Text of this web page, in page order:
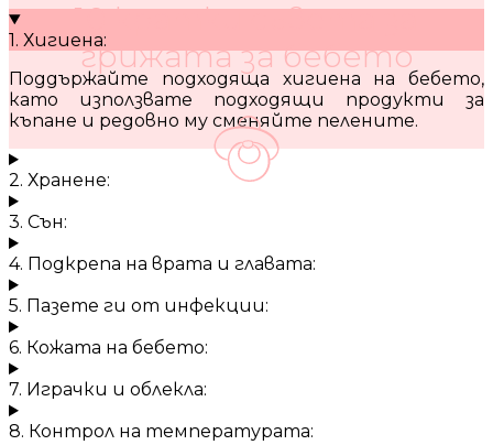
10 кратки съвета за
грижата за бебето
1. Хигиена:
Поддържайте подходяща хигиена на бебето,
като използвате подходящи продукти за
къпане и редовно му сменяйте пелените.
2. Хранене:
3. Сън:
4. Подкрепа на врата и главата:
5. Пазете ги от инфекции:
6. Кожата на бебето:
7. Играчки и облекла:
8. Контрол на температурата: